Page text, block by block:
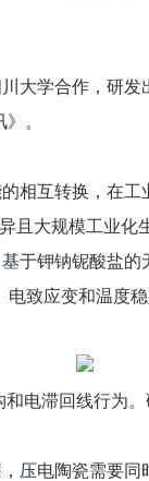
大学合作，研
。
相互转换，在
且大规模工业
于钾钠铌酸盐
致应变和温度稳
和电滞回线行为。
压电陶瓷需要